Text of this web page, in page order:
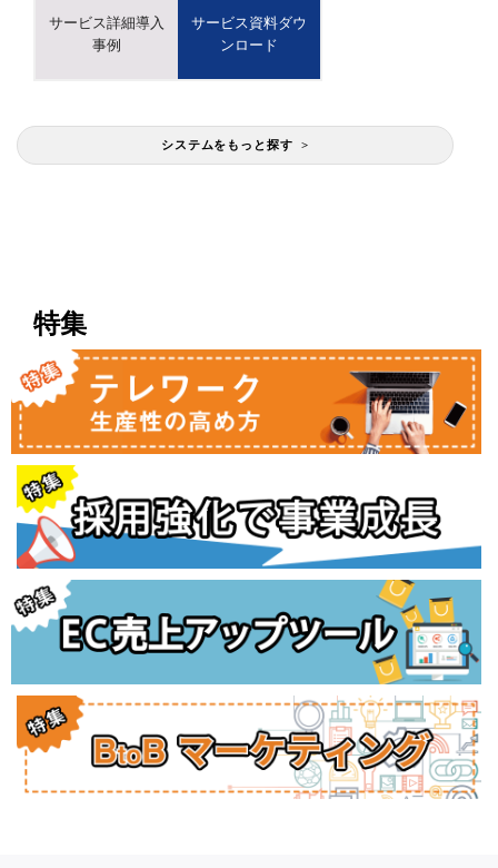
サービス詳細導入
事例
サービス資料ダウ
ンロード
システムをもっと探す >
特集